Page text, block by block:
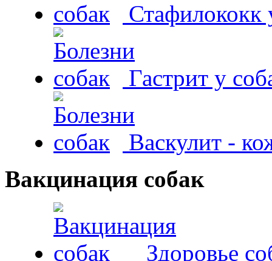
Стафилококк
Гастрит у
Васкулит -
Вакцинация собак
Здоровье